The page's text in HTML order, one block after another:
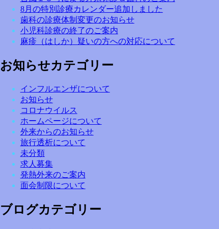
8月の特別診療カレンダー追加しました
歯科の診療体制変更のお知らせ
小児科診療の終了のご案内
麻疹（はしか）疑いの方への対応について
お知らせカテゴリー
インフルエンザについて
お知らせ
コロナウイルス
ホームページについて
外来からのお知らせ
旅行透析について
未分類
求人募集
発熱外来のご案内
面会制限について
ブログカテゴリー